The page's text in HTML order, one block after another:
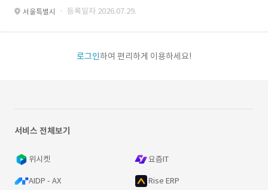
서울특별시 · 등록일자 2026.07.29.
로그인하여 편리하게 이용하세요!
서비스 전체보기
위시켓 요즘IT
AIDP - AX Rise ERP